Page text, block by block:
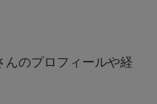
んのプロフィールや経